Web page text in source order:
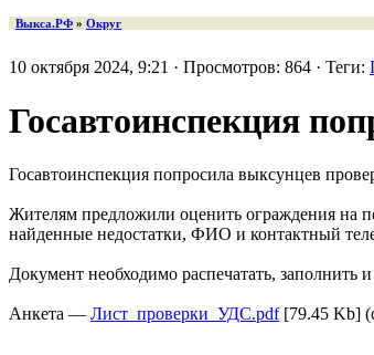
Выкса.РФ » Округ
10 октября 2024, 9:21 · Просмотров: 864 · Теги:
Госавтоинспекция
Госавтоинспекция попросила выксунцев
Жителям предложили оценить ограждения на
найденные недостатки, ФИО и контактный
Документ необходимо распечатать, заполнить
Анкета — Лист_проверки_УДС.pdf[79.45 Kb]